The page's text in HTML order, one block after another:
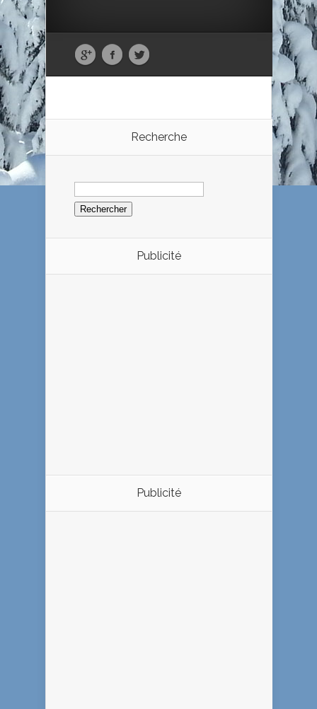
Recherche
Rechercher :
Publicité
Publicité